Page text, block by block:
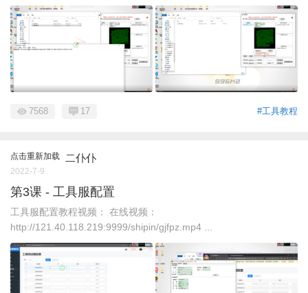
#工具教程
7568 17
点击重新加载 二仆仆
2022-7-9
第3课 - 工具服配置
工具服配置教程视频： 在线视频：
http://121.40.118.219:9999/shipin/gjfpz.mp4 ...